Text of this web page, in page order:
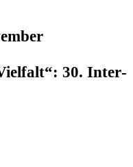
30. Inter­